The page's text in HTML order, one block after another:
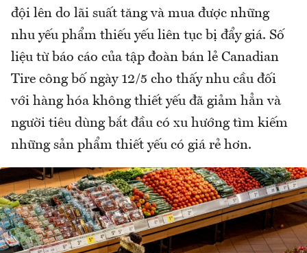
đội lên do lãi suất tăng và mua được những
nhu yếu phẩm thiếu yếu liên tục bị đẩy giá. Số
liệu từ báo cáo của tập đoàn bán lẻ Canadian
Tire công bố ngày 12/5 cho thấy nhu cầu đối
với hàng hóa không thiết yếu đã giảm hẳn và
người tiêu dùng bắt đầu có xu hướng tìm kiếm
những sản phẩm thiết yếu có giá rẻ hơn.